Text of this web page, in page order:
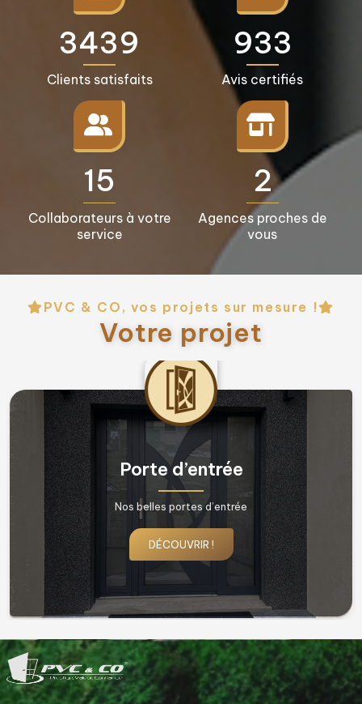
3500+
Clients satisfaits
950+
Avis certifiés
16+
Collaborateurs à votre
service
3+
Agences proches de
vous
PVC & CO, vos projets sur mesure !
Votre projet
Fenêtres & Porte fenêtres
Nos belles fenêtres !
DÉCOUVRIR !